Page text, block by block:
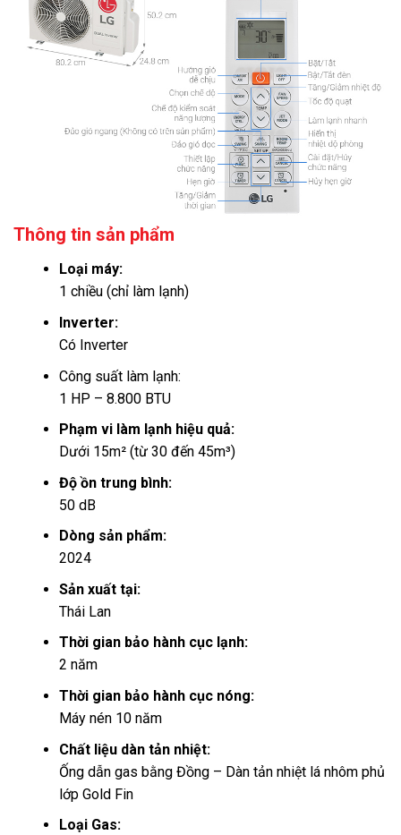
Thông tin sản phẩm
Loại máy:
1 chiều (chỉ làm lạnh)
Inverter:
Có Inverter
Công suất làm lạnh:
1 HP – 8.800 BTU
Phạm vi làm lạnh hiệu quả:
Dưới 15m² (từ 30 đến 45m³)
Độ ồn trung bình:
50 dB
Dòng sản phẩm:
2024
Sản xuất tại:
Thái Lan
Thời gian bảo hành cục lạnh:
2 năm
Thời gian bảo hành cục nóng:
Máy nén 10 năm
Chất liệu dàn tản nhiệt:
Ống dẫn gas bằng Đồng – Dàn tản nhiệt lá nhôm phủ
lớp Gold Fin
Loại Gas: